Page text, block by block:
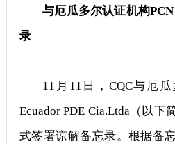
与厄瓜多尔认证机构
录
11月11日，CQC与厄
Ecuador PDE Cia.Ltda（以下
式签署谅解备忘录。根据备